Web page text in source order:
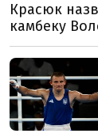
Красюк
камбеку